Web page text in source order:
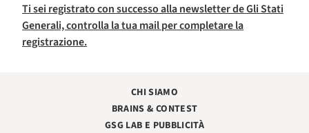
Ti sei registrato con successo alla newsletter de Gli Stati
Generali, controlla la tua mail per completare la
registrazione.
CHI SIAMO
BRAINS & CONTEST
GSG LAB E PUBBLICITÀ